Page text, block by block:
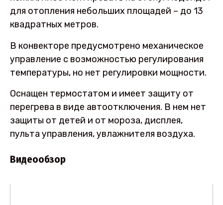
для отопления небольших площадей – до 13
квадратных метров.
В конвекторе предусмотрено механическое
управление с возможностью регулирования
температуры, но нет регулировки мощности.
Оснащен термостатом и имеет защиту от
перегрева в виде автоотключения. В нем нет
защиты от детей и от мороза, дисплея,
пульта управления, увлажнителя воздуха.
Видеообзор